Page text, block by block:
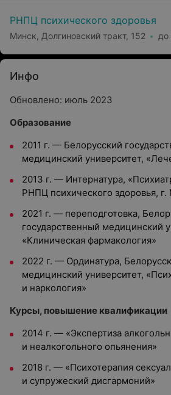
РНПЦ психического здоровья
Минск, Долгиновский тракт, 152 до
Инфо
Обновлено: июль 2023
Образование
2011 г. — Белорусский
медицинский университет,
2013 г. — Интернатура,
РНПЦ психического здоровья, г.
2021 г. — переподготовка,
государственный медицинский
«Клиническая фармакология»
2022 г. — Ординатура,
медицинский университет,
и наркология»
Курсы, повышение квалификации
2014 г. — «Экспертиза
и неалкогольного опьянения»
2018 г. — «Психотерапия
и супружеский дисгармоний»